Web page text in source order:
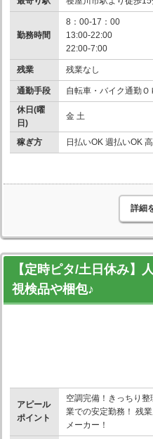
勤務時間
8：00-17：00
13:00-22:00
22:00-7:00
残業 残業なし
通勤手段
自転車・バイク通勤Ｏ
休日(曜
日)
金 土
稼ぎ方 日払いOK 週払いOK
詳細
【定時ピタ/土日休み】
視検品や梱包♪
アピール
ポイント
空調完備！きっちり
業での安定勤務！ 残
メーカー！